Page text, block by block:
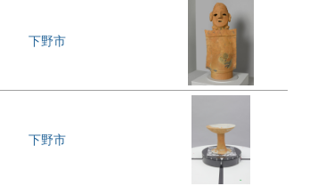
下野市
下野市